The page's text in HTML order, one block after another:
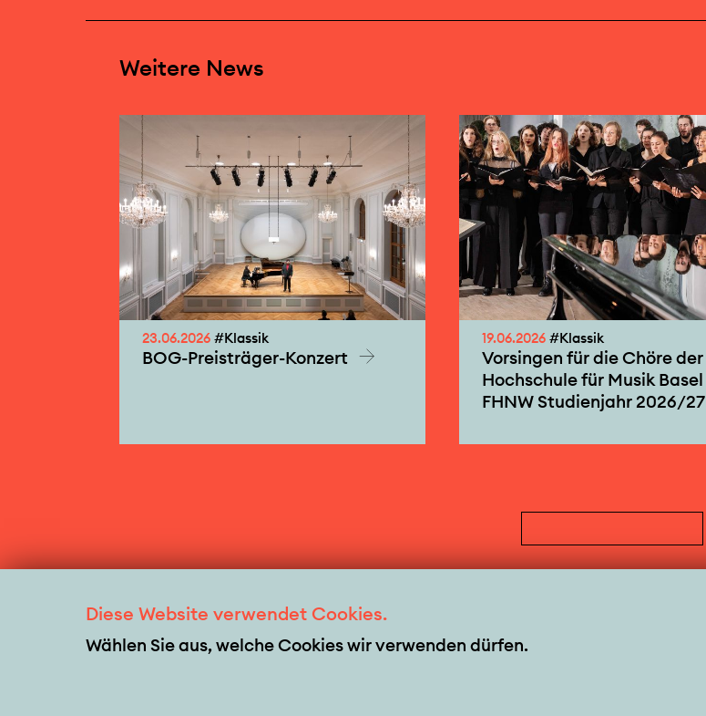
Weitere News
23.06.2026 #Klassik
BOG-Preisträger-Konzert
19.06.2026 #Klassik
Vorsingen für die Chöre der
Hochschule für Musik Basel
FHNW Studienjahr 2026/27
Diese Website verwendet Cookies.
Wählen Sie aus, welche Cookies wir verwenden dürfen.